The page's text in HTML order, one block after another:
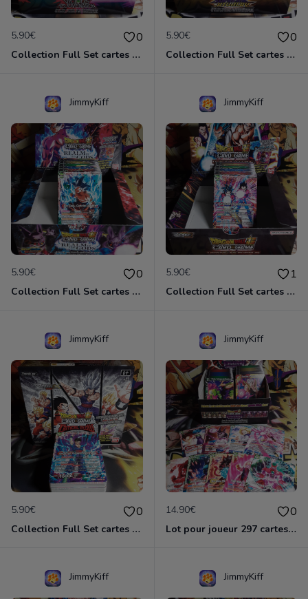
5.90€ 0
Collection Full Set cartes C/UC 98/98 BT12 Vicious Rejuvenation / Dragon Ball Super Card Game
5.90€ 0
Collection Full Set cartes C/UC 98/98 BT13 Supreme Rivalry / Dragon Ball Super Card Game
JimmyKiff
5.90€ 0
Collection Full Set cartes C/UC 98/98 BT16 Realm of the Gods / Dragon Ball Super Card Game
JimmyKiff
5.90€ 1
Collection Full Set cartes C/UC 98/98 BT18 Dawn of Z-Legends / Dragon Ball Super Card Game
JimmyKiff
5.90€ 0
Collection Full Set cartes C/UC 90/90 BT22 Critical Blow / Dragon Ball Super Card Game
JimmyKiff
14.90€ 0
Lot pour joueur 297 cartes C-UC BT8 Malicious Machinations / Dragon Ball Super Card Game
JimmyKiff JimmyKiff